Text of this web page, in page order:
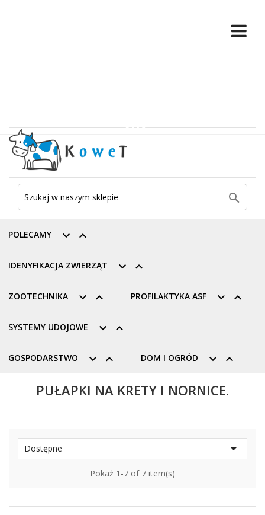

 
POLECAMY
 
IDENYFIKACJA ZWIERZĄT
 
ZOOTECHNIKA  
PROFILAKTYKA ASF
 
SYSTEMY UDOJOWE
 
GOSPODARSTWO  
DOM I OGRÓD
PUŁAPKI NA KRETY I NORNICE.
Dostępne 
Pokaż 1-7 of 7 item(s)